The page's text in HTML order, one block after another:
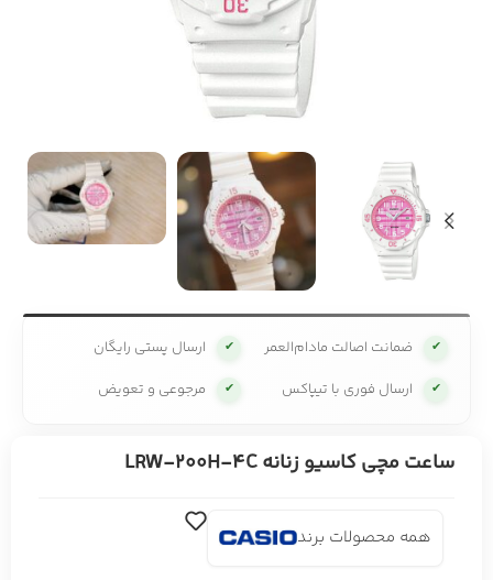
✔ ضمانت اصالت مادام‌العمر ✔ ارسال پستی رایگان
✔ ارسال فوری با تیپاکس ✔ مرجوعی و تعویض
ساعت مچی کاسیو زنانه LRW-200H-4C
همه محصولات برند